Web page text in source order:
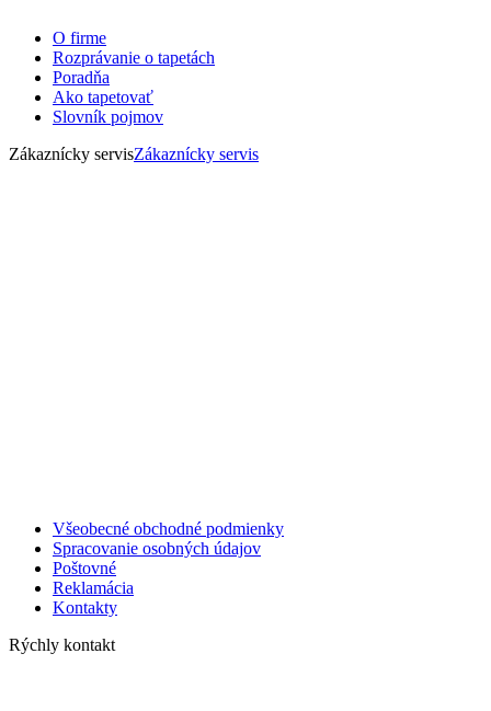
O firme
Rozprávanie o tapetách
Poradňa
Ako tapetovať
Slovník pojmov
Zákaznícky servisZákaznícky servis
Všeobecné obchodné podmienky
Spracovanie osobných údajov
Poštovné
Reklamácia
Kontakty
Rýchly kontakt